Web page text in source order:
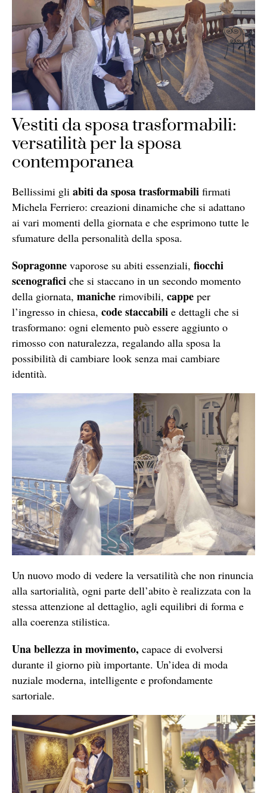
Vestiti da sposa trasformabili:
versatilità per la sposa
contemporanea
Bellissimi gli abiti da sposa trasformabili firmati
Michela Ferriero: creazioni dinamiche che si adattano
ai vari momenti della giornata e che esprimono tutte le
sfumature della personalità della sposa.
Sopragonne vaporose su abiti essenziali, fiocchi
scenografici che si staccano in un secondo momento
della giornata, maniche rimovibili, cappe per
l’ingresso in chiesa, code staccabili e dettagli che si
trasformano: ogni elemento può essere aggiunto o
rimosso con naturalezza, regalando alla sposa la
possibilità di cambiare look senza mai cambiare
identità.
Un nuovo modo di vedere la versatilità che non rinuncia
alla sartorialità, ogni parte dell’abito è realizzata con la
stessa attenzione al dettaglio, agli equilibri di forma e
alla coerenza stilistica.
Una bellezza in movimento, capace di evolversi
durante il giorno più importante. Un’idea di moda
nuziale moderna, intelligente e profondamente
sartoriale.